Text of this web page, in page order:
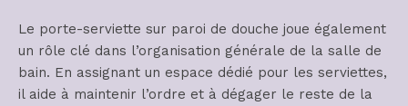
Le porte-serviette sur paroi de douche joue également
un rôle clé dans l’organisation générale de la salle de
bain. En assignant un espace dédié pour les serviettes,
il aide à maintenir l’ordre et à dégager le reste de la